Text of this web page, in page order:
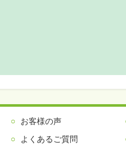
お客様の声
よくあるご質問